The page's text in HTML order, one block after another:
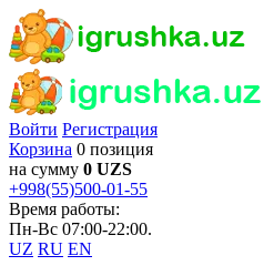
Войти Регистрация
Корзина 0 позиция
на сумму 0 UZS
+998(55)500-01-55
Время работы:
Пн-Вс 07:00-22:00.
UZ RU EN